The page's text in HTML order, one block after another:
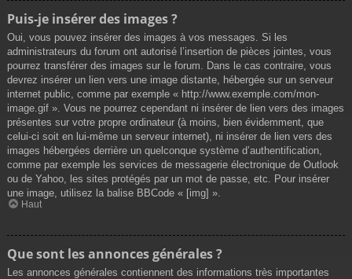
Puis-je insérer des images ?
Oui, vous pouvez insérer des images à vos messages. Si les
administrateurs du forum ont autorisé l’insertion de pièces jointes, vous
pourrez transférer des images sur le forum. Dans le cas contraire, vous
devrez insérer un lien vers une image distante, hébergée sur un serveur
internet public, comme par exemple « http://www.exemple.com/mon-
image.gif ». Vous ne pourrez cependant ni insérer de lien vers des images
présentes sur votre propre ordinateur (à moins, bien évidemment, que
celui-ci soit en lui-même un serveur internet), ni insérer de lien vers des
images hébergées derrière un quelconque système d’authentification,
comme par exemple les services de messagerie électronique de Outlook
ou de Yahoo, les sites protégés par un mot de passe, etc. Pour insérer
une image, utilisez la balise BBCode « [img] ».
Haut
Que sont les annonces générales ?
Les annonces générales contiennent des informations très importantes